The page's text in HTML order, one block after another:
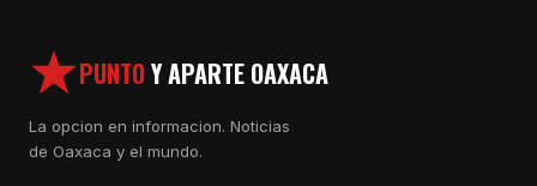
PUNTOY APARTE OAXACA
La opcion en informacion. Noticias
de Oaxaca y el mundo.